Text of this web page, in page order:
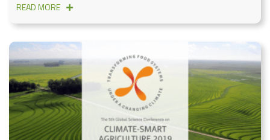
READ MORE